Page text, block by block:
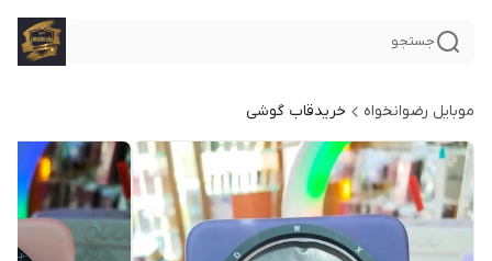
جستجو
موبایل رضوانخواه خریدقاب گوشی